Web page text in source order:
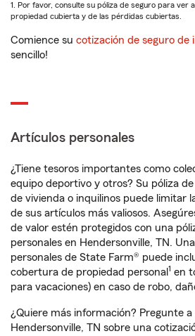
1. Por favor, consulte su póliza de seguro para ver
propiedad cubierta y de las pérdidas cubiertas.
Comience su cotización de seguro de
sencillo!
Artículos personales
¿Tiene tesoros importantes como
equipo deportivo y otros? Su póliza
de vivienda o inquilinos puede limitar
de sus artículos más valiosos.
de valor estén protegidos con una
personales en Hendersonville, TN.
personales de State Farm® puede
cobertura de propiedad personal 1 en
para vacaciones) en caso de robo,
¿Quiere más información? Pregunte
Hendersonville, TN sobre una